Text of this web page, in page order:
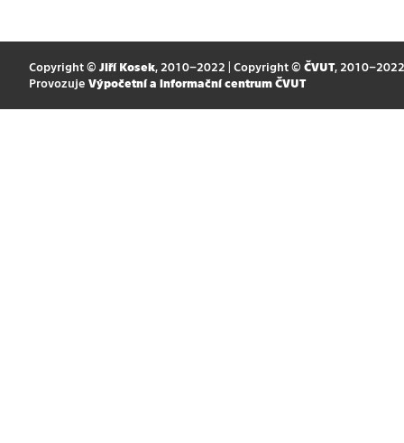
Copyright © Jiří Kosek, 2010–2022 | Copyright © ČVUT, 2010–2022
Provozuje Výpočetní a informační centrum ČVUT